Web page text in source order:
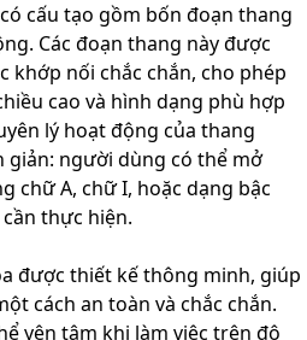
cấu tạo gồm bốn đoạn thang
Các đoạn thang này được
khớp nối chắc chắn, cho phép
cao và hình dạng phù hợp
lý hoạt động của thang
giản: người dùng có thể mở
chữ A, chữ I, hoặc dạng bậc
thực hiện.
được thiết kế thông minh, giúp
cách an toàn và chắc chắn.
yên tâm khi làm việc trên độ